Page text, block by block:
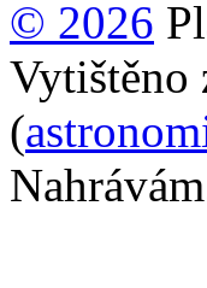
© 2026
Vytištěno
(